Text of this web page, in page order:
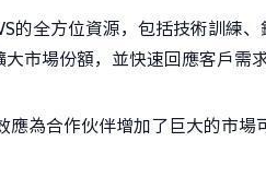
的全方位資源，包括技術訓練
市場份額，並快速回應客戶需求
應為合作伙伴增加了巨大的市